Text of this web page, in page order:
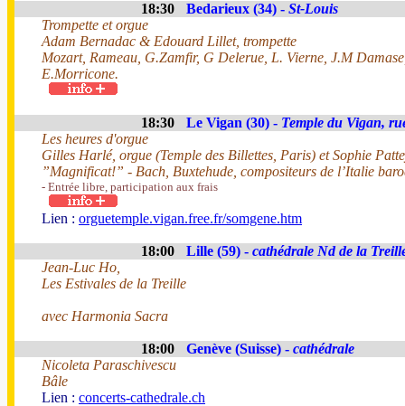
18:30 Bedarieux (34) - St-Louis
Trompette et orgue
Adam Bernadac & Edouard Lillet, trompette
Mozart, Rameau, G.Zamfir, G Delerue, L. Vierne, J.M
E.Morricone.
18:30 Le Vigan (30) - Temple du Vigan,
Les heures d'orgue
Gilles Harlé, orgue (Temple des Billettes, Paris) et Sophie
”Magnificat!” - Bach, Buxtehude, compositeurs de l’Italie
- Entrée libre, participation aux frais
Lien : orguetemple.vigan.free.fr/somgene.htm
18:00 Lille (59) - cathédrale Nd de la
Jean-Luc Ho,
Les Estivales de la Treille
avec Harmonia Sacra
18:00 Genève (Suisse) - cathédrale
Nicoleta Paraschivescu
Bâle
Lien : concerts-cathedrale.ch